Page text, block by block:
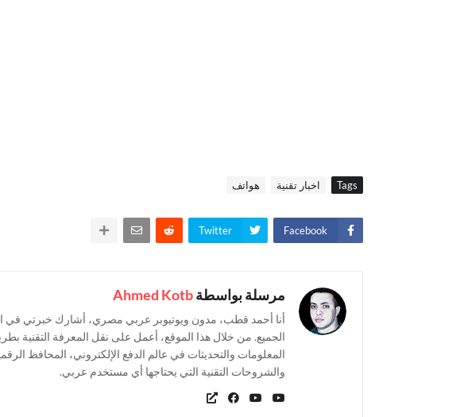
Tags اخبار تقنية هواتف
Facebook
Twitter
مرسلة بواسطةAhmed Kotb
أنا أحمد قطب، مدون ويوتيوبر عربي مصري، أشارك خبرتي في
الجميع. من خلال هذا الموقع، أعمل على نقل المعرفة التقنية
المعلومات والتحديثات في عالم الدفع الإلكتروني، المحافظ
والشروحات التقنية التي يحتاجها أي مستخدم عربي.